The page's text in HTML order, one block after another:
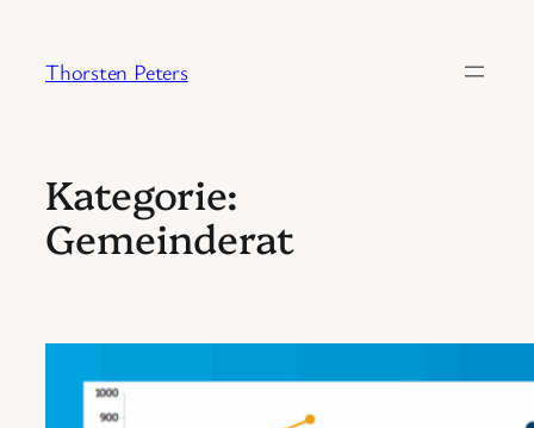
springen
Thorsten Peters
Kategorie:
Gemeinderat